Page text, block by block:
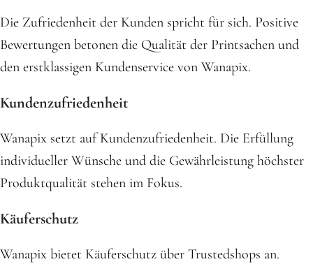
Die Zufriedenheit der Kunden spricht für sich. Positive
Bewertungen betonen die Qualität der Printsachen und
den erstklassigen Kundenservice von Wanapix.
Kundenzufriedenheit
Wanapix setzt auf Kundenzufriedenheit. Die Erfüllung
individueller Wünsche und die Gewährleistung höchster
Produktqualität stehen im Fokus.
Käuferschutz
Wanapix bietet Käuferschutz über Trustedshops an.